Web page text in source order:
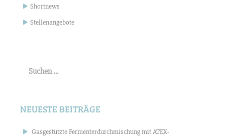
Shortnews
Stellenangebote
nach:
NEUESTE BEITRÄGE
Gasgestützte Fermenterdurchmischung mit ATEX-